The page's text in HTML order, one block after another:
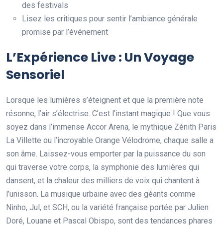
des festivals
Lisez les critiques pour sentir l’ambiance générale
promise par l’événement
L’Expérience Live : Un Voyage
Sensoriel
Lorsque les lumières s’éteignent et que la première note
résonne, l’air s’électrise. C’est l’instant magique ! Que vous
soyez dans l’immense Accor Arena, le mythique Zénith Paris
La Villette ou l’incroyable Orange Vélodrome, chaque salle a
son âme. Laissez-vous emporter par la puissance du son
qui traverse votre corps, la symphonie des lumières qui
dansent, et la chaleur des milliers de voix qui chantent à
l’unisson. La musique urbaine avec des géants comme
Ninho, Jul, et SCH, ou la variété française portée par Julien
Doré, Louane et Pascal Obispo, sont des tendances phares